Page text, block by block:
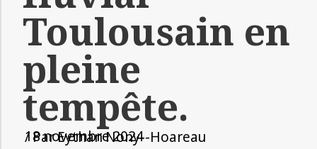
Toulousain en
pleine
tempête.
18 novembre 2024
/ ParEythan Nony--Hoareau